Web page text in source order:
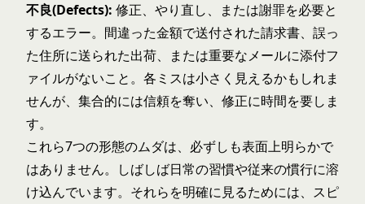
不良(Defects): 修正、やり直し、または謝罪を必要と
するエラー。間違った金額で送付された請求書、誤っ
た住所に送られた出荷、または重要なメールに添付フ
ァイルがないこと。各ミスは小さく見えるかもしれま
せんが、集合的には信頼を奪い、修正に時間を要しま
す。
これら7つの形態のムダは、必ずしも表面上明らかで
はありません。しばしば日常の習慣や従来の慣行に溶
け込んでいます。それらを明確に見るためには、スピ